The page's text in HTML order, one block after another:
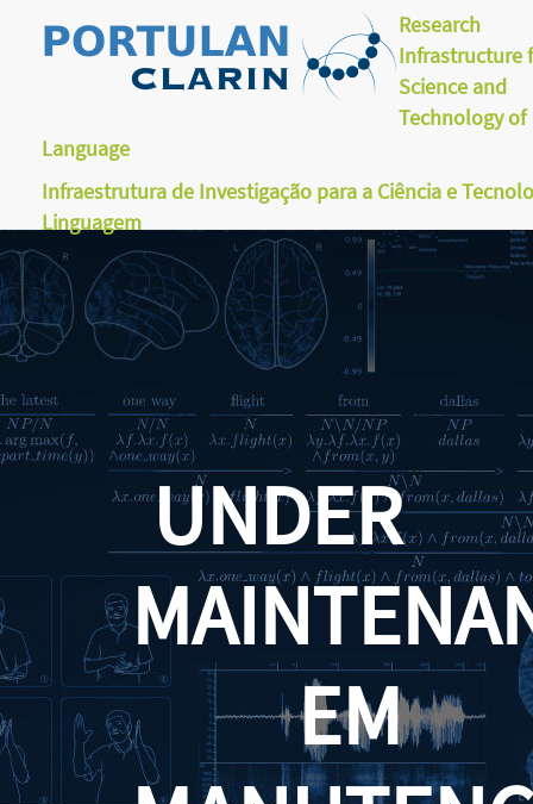
Research
Infrastructure
Science and
Technology of
Language
Infraestrutura de Investigação para a Ciência e
Linguagem
UNDER
EM